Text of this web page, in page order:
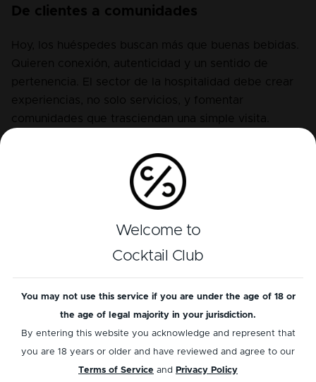
De clientes a comunidades
Hoy, los huéspedes buscan más que buenas bebidas.
Quieren conexión, autenticidad y un sentido de
pertenencia. El sector de la hospitalidad debe crear
experiencias, no solo servicios, y fomentar
comunidades que trasciendan una simple visita.
Welcome to
Cocktail Club
You may not use this service if you are under the age of 18 or
the age of legal majority in your jurisdiction.
By entering this website you acknowledge and represent that
you are 18 years or older and have reviewed and agree to our
Terms of Service and Privacy Policy